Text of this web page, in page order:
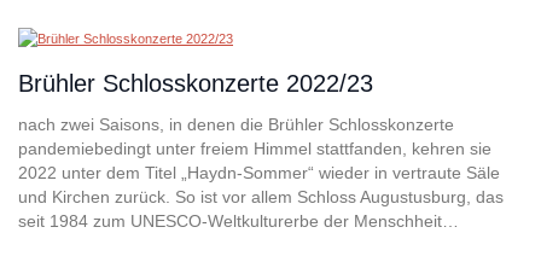
Brühler Schlosskonzerte 2022/23
nach zwei Saisons, in denen die Brühler Schlosskonzerte
pandemiebedingt unter freiem Himmel stattfanden, kehren sie
2022 unter dem Titel „Haydn-Sommer“ wieder in vertraute Säle
und Kirchen zurück. So ist vor allem Schloss Augustusburg, das
seit 1984 zum UNESCO-Weltkulturerbe der Menschheit…